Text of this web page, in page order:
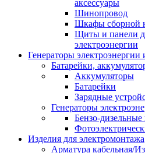
аксессуары
Шинопровод
Шкафы сборной
Щиты и панели
электроэнергии
Генераторы
Батарейки,
Аккумуляторы
Батарейки
Зарядные
Генераторы
Бензо-дизельные
Изделия для электромонтажа
Арматура кабельная/